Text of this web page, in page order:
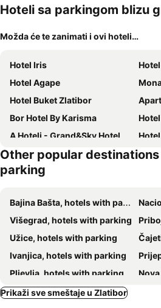
Hoteli sa parkingom blizu
Možda će te zanimati i ovi hoteli…
Hotel Iris
Hotel Agape
Hotel Buket Zlatibor
Bor Hotel By Karisma
A Hoteli - Grand&Sky Hotel Tornik
Apartmani Vidic
Klub
Sunce
Apartments Bohemia
Vila Masa Zlatibor
TO Zlatibor
Dunav
Camp Viljamovka
Other popular
parking
Bajina Bašta, hotels with parking
Višegrad, hotels with parking
Užice, hotels with parking
Ivanjica, hotels with parking
Pljevlja, hotels with parking
Nova
Arilje, hotels with parking
Prikaži sve smeštaje u Zlatibor